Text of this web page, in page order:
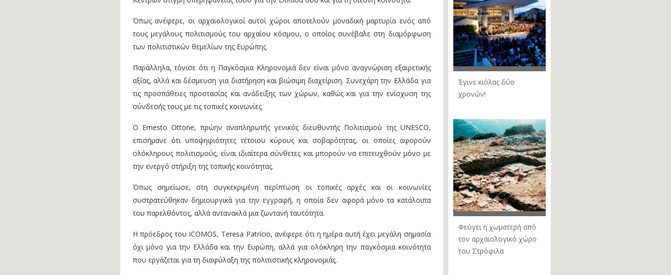
Όπως ανέφερε, οι αρχαιολογικοί αυτοί χώροι αποτελούν μοναδική μαρτυρία ενός από
τους μεγάλους πολιτισμούς του αρχαίου κόσμου, ο οποίος συνέβαλε στη διαμόρφωση
των πολιτιστικών θεμελίων της Ευρώπης.
Παράλληλα, τόνισε ότι η Παγκόσμια Κληρονομιά δεν είναι μόνο αναγνώριση εξαιρετικής
αξίας, αλλά και δέσμευση για διατήρηση και βιώσιμη διαχείριση. Συνεχάρη την Ελλάδα για
τις προσπάθειες προστασίας και ανάδειξης των χώρων, καθώς και για την ενίσχυση της
σύνδεσής τους με τις τοπικές κοινωνίες.
Ο Ernesto Ottone, πρώην αναπληρωτής γενικός διευθυντής Πολιτισμού της UNESCO,
επισήμανε ότι υποψηφιότητες τέτοιου κύρους και σοβαρότητας, οι οποίες αφορούν
ολόκληρους πολιτισμούς, είναι ιδιαίτερα σύνθετες και μπορούν να επιτευχθούν μόνο με
την ενεργό στήριξη της τοπικής κοινότητας.
Όπως σημείωσε, στη συγκεκριμένη περίπτωση οι τοπικές αρχές και οι κοινωνίες
συστρατεύθηκαν δημιουργικά για την εγγραφή, η οποία δεν αφορά μόνο τα κατάλοιπα
του παρελθόντος, αλλά αντανακλά μια ζωντανή ταυτότητα.
Η πρόεδρος του ICOMOS, Teresa Patrício, ανέφερε ότι η ημέρα αυτή έχει μεγάλη σημασία
όχι μόνο για την Ελλάδα και την Ευρώπη, αλλά για ολόκληρη την παγκόσμια κοινότητα
που εργάζεται για τη διαφύλαξη της πολιτιστικής κληρονομιάς.
Έγινε κιόλας δύο
χρονών!
Φεύγει η χωματερή από
τον αρχαιολογικό χώρο
του Στρόφιλα